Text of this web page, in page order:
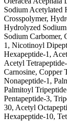
Sodium Acetylated
Crosspolymer,
Hydrolyzed
Sodium Carbomer,
1, Nicotinoyl
Hexapeptide-1,
Acetyl
Carnosine, Copper
Nonapeptide-1,
Palmitoyl
Pentapeptide-3,
30, Acetyl
Hexapeptide-10,